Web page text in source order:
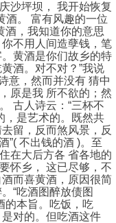
沙坪坝， 我开始恢复
酒。 富有风趣的一位
酒，我知道你的意思
不用人间造孽钱，笔
黄酒是你们故乡的特
酒。对不对？”我说
意，然而并没有 猜中
原是我 所不欲的；然
古人诗云：“三杯不
，是艺术的。既然共
留，反而煞风景，反
”( 不出钱的酒 )。至
在大后方各 省各地的
怀乡， 这已尽够，不
而喜黄酒，原因很简
“吃酒图醉放债图
的本旨。吃饭，吃
对的。但吃酒这件